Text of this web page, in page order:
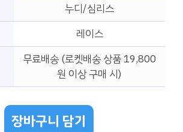
누디/심리스
레이스
무료배송 (로켓배송 상품 19,800
원 이상 구매 시)
장바구니 담기